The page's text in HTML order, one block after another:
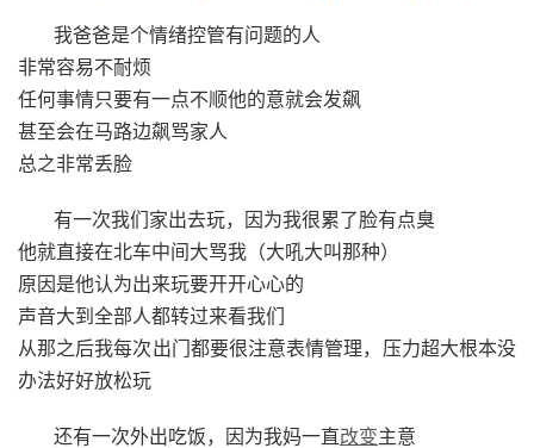
我爸爸是个情绪控管有问题的人
非常容易不耐烦
任何事情只要有一点不顺他的意就会发飙
甚至会在马路边飙骂家人
总之非常丢脸
有一次我们家出去玩，因为我很累了脸有点臭
他就直接在北车中间大骂我（大吼大叫那种）
原因是他认为出来玩要开开心心的
声音大到全部人都转过来看我们
从那之后我每次出门都要很注意表情管理，压力超大根本没
办法好好放松玩
还有一次外出吃饭，因为我妈一直改变主意